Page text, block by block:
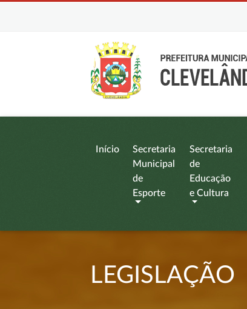
Início
Secretaria
Municipal
de
Esporte
Secretaria
de
Educação
e Cultura
LEGISLAÇÃO